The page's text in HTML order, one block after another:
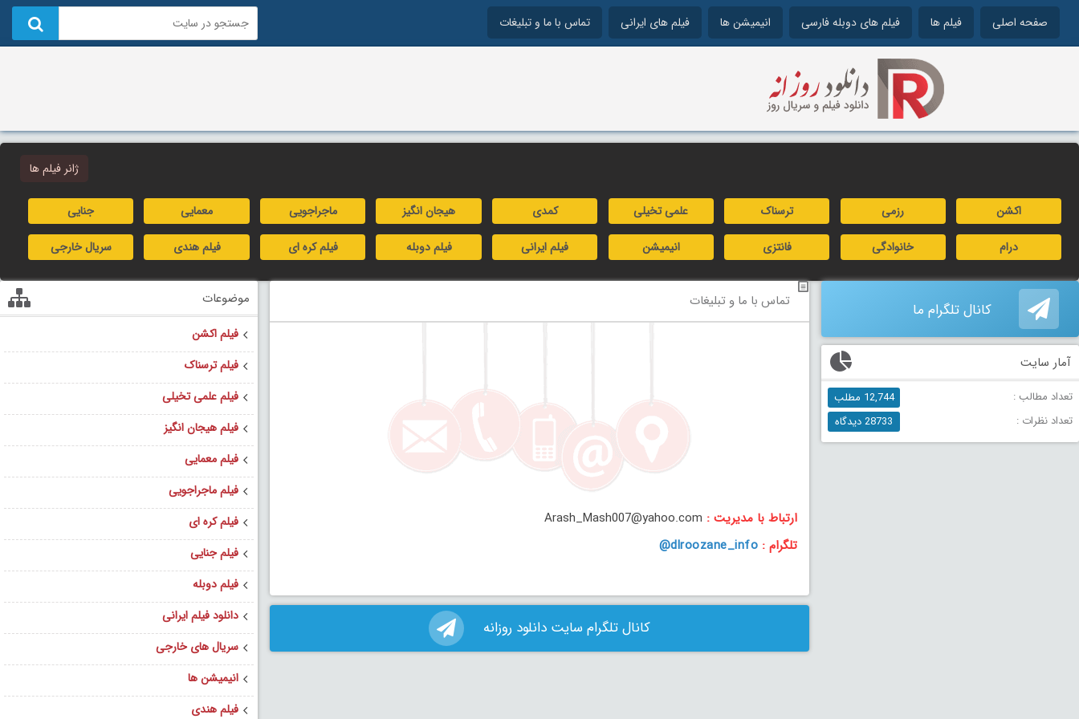
صفحه اصلی فیلم ها فیلم های دوبله فارسی انیمیشن ها فیلم های ایرانی تماس با ما و تبلیغات
ژانر فیلم ها
اکشن رزمی ترسناک علمی تخیلی کمدی هیجان انگیز ماجراجویی معمایی جنایی
درام خانوادگی فانتزی انیمیشن فیلم ایرانی فیلم دوبله فیلم کره ای فیلم هندی سریال خارجی
تماس با ما و تبلیغات
ارتباط با مدیریت : Arash_Mash007@yahoo.com
تلگرام : dlroozane_info@
کانال تلگرام سایت دانلود روزانه
کانال تلگرام ما
آمار سایت
تعداد مطالب :
12,744 مطلب
تعداد نظرات :
28733 دیدگاه
موضوعات
فیلم اکشن
فیلم ترسناک
فیلم علمی تخیلی
فیلم هیجان انگیز
فیلم معمایی
فیلم ماجراجویی
فیلم کره ای
فیلم جنایی
فیلم دوبله
دانلود فیلم ایرانی
سریال های خارجی
انیمیشن ها
فیلم هندی